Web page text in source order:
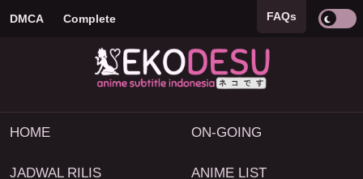
DMCA Complete FAQs
HOME ON-GOING
JADWAL RILIS ANIME LIST